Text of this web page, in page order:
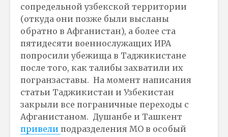
сопредельной узбекской территории
(откуда они позже были высланы
обратно в Афганистан), а более ста
пятидесяти военнослужащих ИРА
попросили убежища в Таджикистане
после того, как талибы захватили их
погранзаставы. На момент написания
статьи Таджикистан и Узбекистан
закрыли все пограничные переходы с
Афганистаном. Душанбе и Ташкент
привели подразделения МО в особый